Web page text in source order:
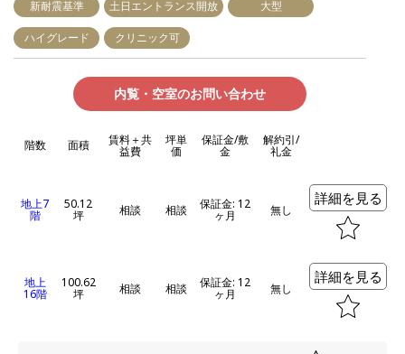
新耐震基準 土日エントランス開放 大型
ハイグレード クリニック可
内覧・空室のお問い合わせ
階数 面積 賃料＋共
益費
坪単
価
保証金/敷
金
解約引/
礼金
地上7
階
50.12
坪 相談 相談 保証金: 12
ヶ月 無し
詳細を見る
地上
16階
100.62
坪 相談 相談 保証金: 12
ヶ月 無し
詳細を見る